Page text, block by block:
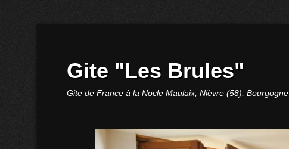
Gite "Les Brules"
Gite de France à la Nocle Maulaix, Nièvre (58), Bourgogne